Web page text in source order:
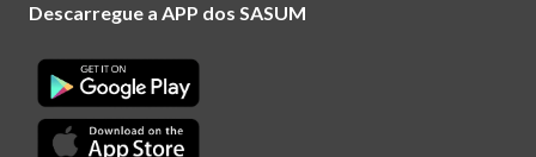
Descarregue a APP dos SASUM